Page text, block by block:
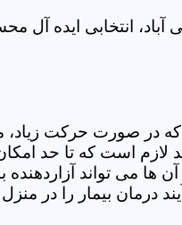
انتخابی ایده آل
که در صورت حرکت
است که تا حد امکان،
می تواند آزاردهنده
درمان بیمار را در